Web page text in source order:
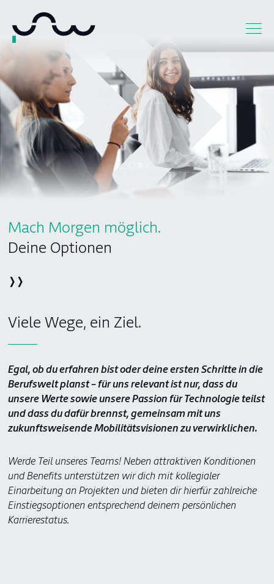
Mach Morgen möglich.
Deine Optionen
❭❭
Viele Wege, ein Ziel.
Egal, ob du erfahren bist oder deine ersten Schritte in die
Berufswelt planst – für uns relevant ist nur, dass du
unsere Werte sowie unsere Passion für Technologie teilst
und dass du dafür brennst, gemeinsam mit uns
zukunftsweisende Mobilitätsvisionen zu verwirklichen.
Werde Teil unseres Teams! Neben attraktiven Konditionen
und Benefits unterstützen wir dich mit kollegialer
Einarbeitung an Projekten und bieten dir hierfür zahlreiche
Einstiegsoptionen entsprechend deinem persönlichen
Karrierestatus.